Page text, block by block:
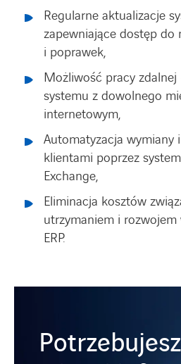
Regularne aktualizacje
zapewniające dostęp
i poprawek,
Możliwość pracy
systemu z dowolnego
internetowym,
Automatyzacja wymiany
klientami poprzez
Exchange,
Eliminacja kosztów
utrzymaniem i rozwojem
ERP.
Potrzebujesz